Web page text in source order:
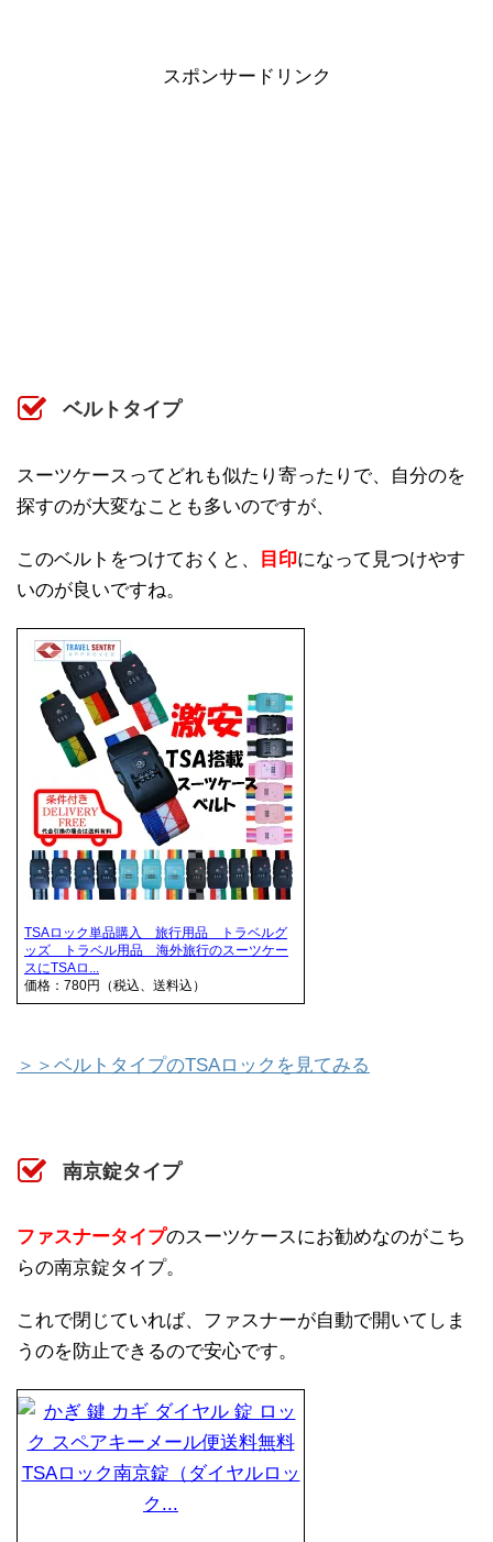
スポンサードリンク
ベルトタイプ
スーツケースってどれも似たり寄ったりで、自分のを
探すのが大変なことも多いのですが、
このベルトをつけておくと、 目印になって見つけやす
いのが良いですね。
TSAロック単品購入 旅行用品 トラベルグ
ッズ トラベル用品 海外旅行のスーツケー
スにTSAロ...
価格：780円（税込、送料込）
＞＞ベルトタイプのTSAロックを見てみる
南京錠タイプ
ファスナータイプのスーツケースにお勧めなのがこち
らの南京錠タイプ。
これで閉じていれば、ファスナーが自動で開いてしま
うのを防止できるので安心です。